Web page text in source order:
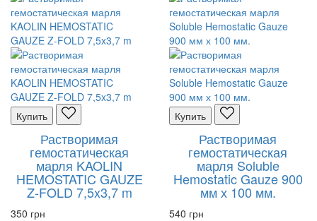
Купить
Растворимая
гемостатическая
марля KAOLIN
HEMOSTATIC GAUZE
Z-FOLD 7,5x3,7 m
350 грн
Купить
Растворимая
гемостатическая
марля Soluble
Hemostatic Gauze 900
мм х 100 мм.
540 грн